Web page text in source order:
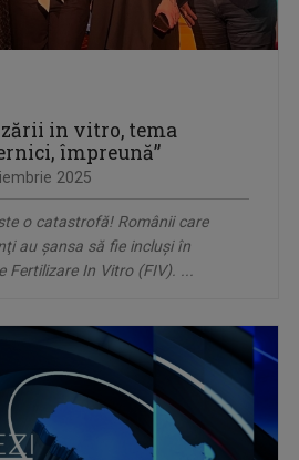
in vitro, tema
împreună”
2025
o catastrofă! Românii care
au şansa să fie incluşi în
In Vitro (FIV). ...